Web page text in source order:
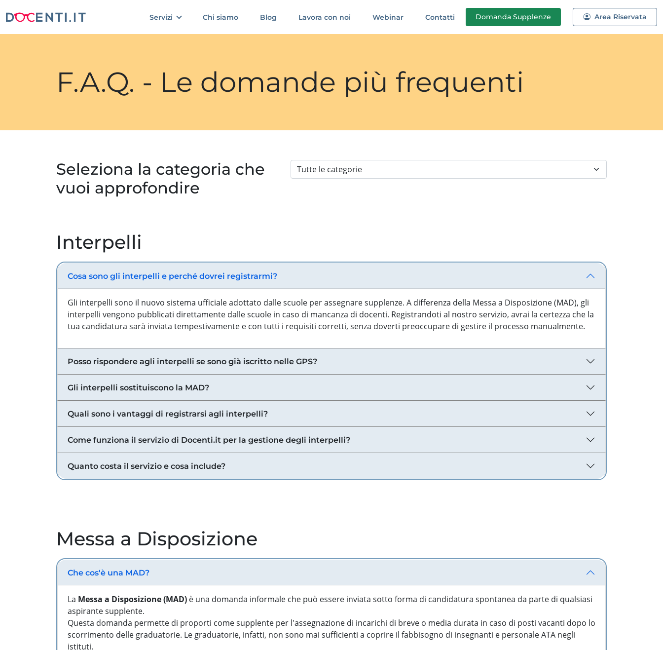
Servizi Chi siamo Blog Lavora con noi Webinar Contatti Domanda Supplenze Area Riservata
F.A.Q. - Le domande più frequenti
Seleziona la categoria che
vuoi approfondire
Interpelli
Cosa sono gli interpelli e perché dovrei registrarmi?
Gli interpelli sono il nuovo sistema ufficiale adottato dalle scuole per assegnare supplenze. A differenza della Messa a Disposizione (MAD), gli
interpelli vengono pubblicati direttamente dalle scuole in caso di mancanza di docenti. Registrandoti al nostro servizio, avrai la certezza che la
tua candidatura sarà inviata tempestivamente e con tutti i requisiti corretti, senza doverti preoccupare di gestire il processo manualmente.
Posso rispondere agli interpelli se sono già iscritto nelle GPS?
Gli interpelli sostituiscono la MAD?
Quali sono i vantaggi di registrarsi agli interpelli?
Come funziona il servizio di Docenti.it per la gestione degli interpelli?
Quanto costa il servizio e cosa include?
Messa a Disposizione
Che cos'è una MAD?
La Messa a Disposizione (MAD) è una domanda informale che può essere inviata sotto forma di candidatura spontanea da parte di qualsiasi
aspirante supplente.
Questa domanda permette di proporti come supplente per l'assegnazione di incarichi di breve o media durata in caso di posti vacanti dopo lo
scorrimento delle graduatorie. Le graduatorie, infatti, non sono mai sufficienti a coprire il fabbisogno di insegnanti e personale ATA negli
istituti.